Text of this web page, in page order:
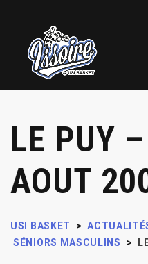
LE PUY
AOUT
USI BASKET >
SÉNIORS MASCULINS
>